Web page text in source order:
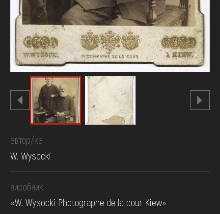
автор/ка
W. Wysocki
виробник
«W. Wysocki Photographe de la cour Kiew»